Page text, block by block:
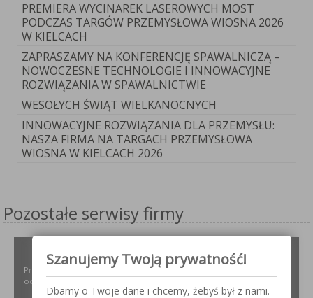
PREMIERA WYCINAREK LASEROWYCH MOST
PODCZAS TARGÓW PRZEMYSŁOWA WIOSNA 2026
W KIELCACH
ZAPRASZAMY NA KONFERENCJĘ SPAWALNICZĄ –
NOWOCZESNE TECHNOLOGIE I INNOWACYJNE
ROZWIĄZANIA W SPAWALNICTWIE
WESOŁYCH ŚWIĄT WIELKANOCNYCH
INNOWACYJNE ROZWIĄZANIA DLA PRZEMYSŁU:
NASZA FIRMA NA TARGACH PRZEMYSŁOWA
WIOSNA W KIELCACH 2026
Pozostałe serwisy firmy
Projektowanie i dobór, montaż, serwis instalacji i urządzeń
odpylających dla różnych gałęzi przemysłu.
Szanujemy Twoją prywatność!
Dbamy o Twoje dane i chcemy, żebyś był z nami.